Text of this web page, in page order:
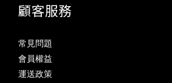
顧客服務
常見問題
會員權益
運送政策